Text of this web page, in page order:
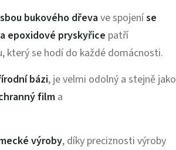
bukového dřevave spojeníse
epoxidové pryskyřice patří
který se hodí do každé domácnosti.
bázi, je velmi odolný a stejně jako
film a
výroby, díky preciznosti výroby